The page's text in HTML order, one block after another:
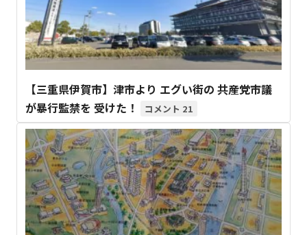
【三重県伊賀市】津市より エグい街の 共産党市議
が暴行監禁を 受けた！
21